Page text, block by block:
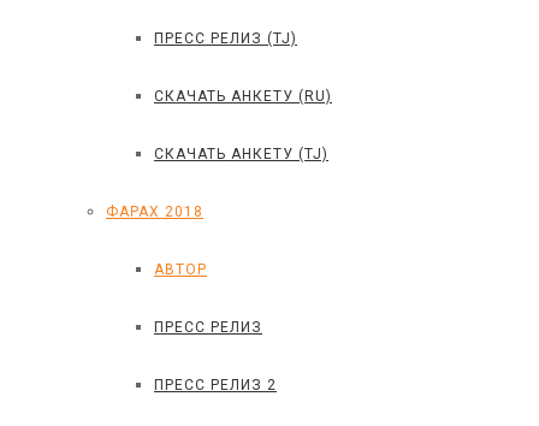
ПРЕСС РЕЛИЗ (TJ)
СКАЧАТЬ АНКЕТУ (RU)
СКАЧАТЬ АНКЕТУ (TJ)
ФАРАХ 2018
АВТОР
ПРЕСС РЕЛИЗ
ПРЕСС РЕЛИЗ 2